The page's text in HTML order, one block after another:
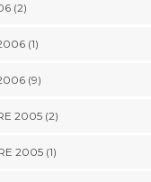
(2)
(1)
(9)
2005 (2)
2005 (1)